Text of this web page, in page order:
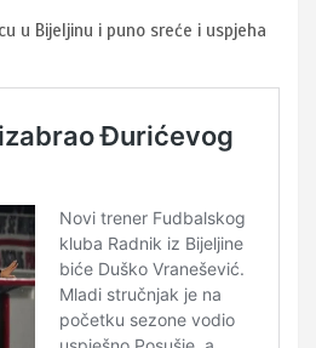
u Bijeljinu i puno sreće i uspjeha